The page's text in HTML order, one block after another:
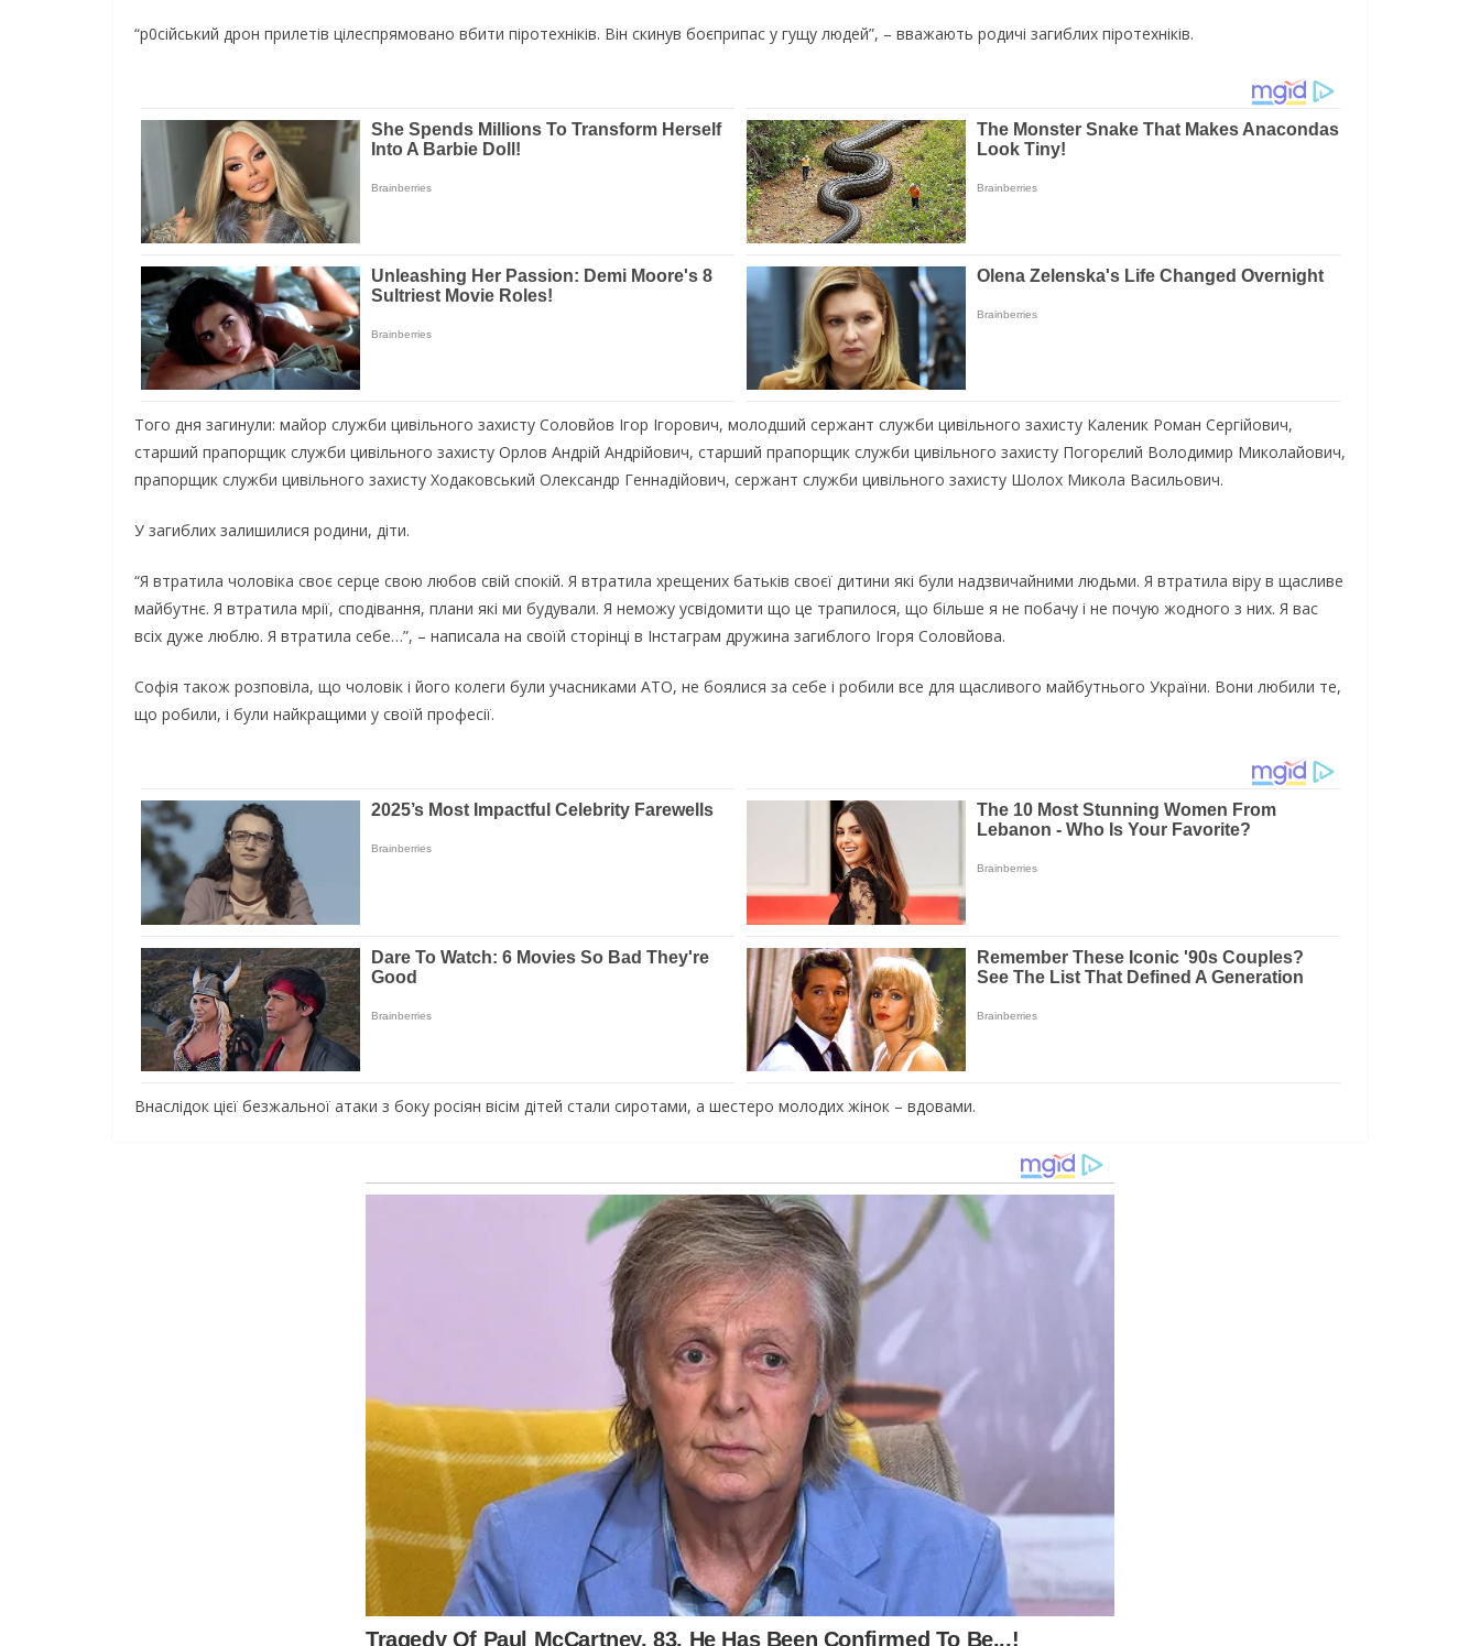
“р0сійський дрон прилетів цілеспрямовано вбити піротехніків. Він скинув боєприпас у гущу людей”, – вважають родичі загиблих піротехніків.
Того дня загинули: майор служби цивільного захисту Соловйов Ігор Ігорович, молодший сержант служби цивільного захисту Каленик Роман Сергійович,
старший прапорщик служби цивільного захисту Орлов Андрій Андрійович, старший прапорщик служби цивільного захисту Погорєлий Володимир Миколайович,
прапорщик служби цивільного захисту Ходаковський Олександр Геннадійович, сержант служби цивільного захисту Шолох Микола Васильович.
У загиблих залишилися родини, діти.
“Я втратила чоловіка своє серце свою любов свій спокій. Я втратила хрещених батьків своєї дитини які були надзвичайними людьми. Я втратила віру в щасливе
майбутнє. Я втратила мрії, сподівання, плани які ми будували. Я неможу усвідомити що це трапилося, що більше я не побачу і не почую жодного з них. Я вас
всіх дуже люблю. Я втратила себе…”, – написала на своїй сторінці в Інстаграм дружина загиблого Ігоря Соловйова.
Софія також розповіла, що чоловік і його колеги були учасниками АТО, не боялися за себе і робили все для щасливого майбутнього України. Вони любили те,
що робили, і були найкращими у своїй професії.
Внаслідок цієї безжальної атаки з боку росіян вісім дітей стали сиротами, а шестеро молодих жінок – вдовами.